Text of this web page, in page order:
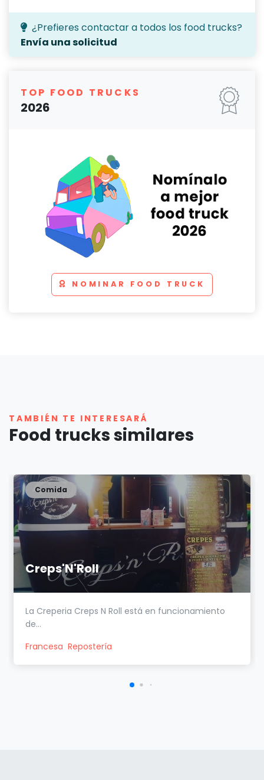
¿Prefieres contactar a todos los food trucks?
Envía una solicitud
TOP FOOD TRUCKS
2026
NOMINAR FOOD TRUCK
TAMBIÉN TE INTERESARÁ
Food trucks similares
Creps'N'Roll
Comida
La Creperia Creps N Roll está en funcionamiento
de...
Francesa Repostería